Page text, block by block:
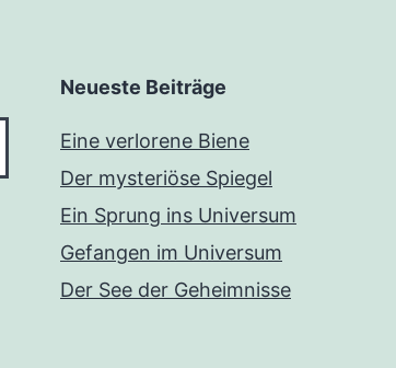
Neueste Beiträge
Eine verlorene Biene
Der mysteriöse Spiegel
Ein Sprung ins Universum
Gefangen im Universum
Der See der Geheimnisse